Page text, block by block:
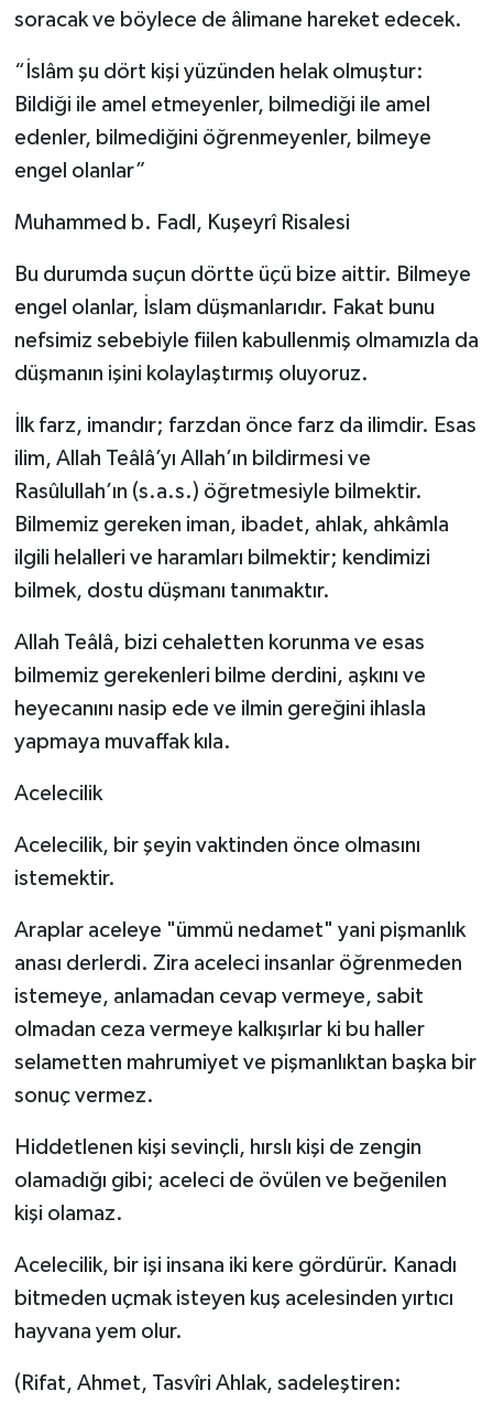
soracak ve böylece de âlimane hareket edecek.
“İslâm şu dört kişi yüzünden helak olmuştur:
Bildiği ile amel etmeyenler, bilmediği ile amel
edenler, bilmediğini öğrenmeyenler, bilmeye
engel olanlar”
Muhammed b. Fadl, Kuşeyrî Risalesi
Bu durumda suçun dörtte üçü bize aittir. Bilmeye
engel olanlar, İslam düşmanlarıdır. Fakat bunu
nefsimiz sebebiyle fiilen kabullenmiş olmamızla da
düşmanın işini kolaylaştırmış oluyoruz.
İlk farz, imandır; farzdan önce farz da ilimdir. Esas
ilim, Allah Teâlâ’yı Allah’ın bildirmesi ve
Rasûlullah’ın (s.a.s.) öğretmesiyle bilmektir.
Bilmemiz gereken iman, ibadet, ahlak, ahkâmla
ilgili helalleri ve haramları bilmektir; kendimizi
bilmek, dostu düşmanı tanımaktır.
Allah Teâlâ, bizi cehaletten korunma ve esas
bilmemiz gerekenleri bilme derdini, aşkını ve
heyecanını nasip ede ve ilmin gereğini ihlasla
yapmaya muvaffak kıla.
Acelecilik
Acelecilik, bir şeyin vaktinden önce olmasını
istemektir.
Araplar aceleye "ümmü nedamet" yani pişmanlık
anası derlerdi. Zira aceleci insanlar öğrenmeden
istemeye, anlamadan cevap vermeye, sabit
olmadan ceza vermeye kalkışırlar ki bu haller
selametten mahrumiyet ve pişmanlıktan başka bir
sonuç vermez.
Hiddetlenen kişi sevinçli, hırslı kişi de zengin
olamadığı gibi; aceleci de övülen ve beğenilen
kişi olamaz.
Acelecilik, bir işi insana iki kere gördürür. Kanadı
bitmeden uçmak isteyen kuş acelesinden yırtıcı
hayvana yem olur.
(Rifat, Ahmet, Tasvîri Ahlak, sadeleştiren: